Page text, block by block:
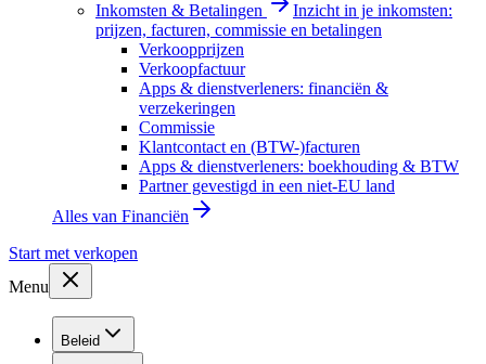
Inkomsten & Betalingen
Inzicht in je inkomsten:
prijzen, facturen, commissie en betalingen
Verkoopprijzen
Verkoopfactuur
Apps & dienstverleners: financiën &
verzekeringen
Commissie
Klantcontact en (BTW-)facturen
Apps & dienstverleners: boekhouding & BTW
Partner gevestigd in een niet-EU land
Alles van Financiën
Start met verkopen
Menu
Beleid